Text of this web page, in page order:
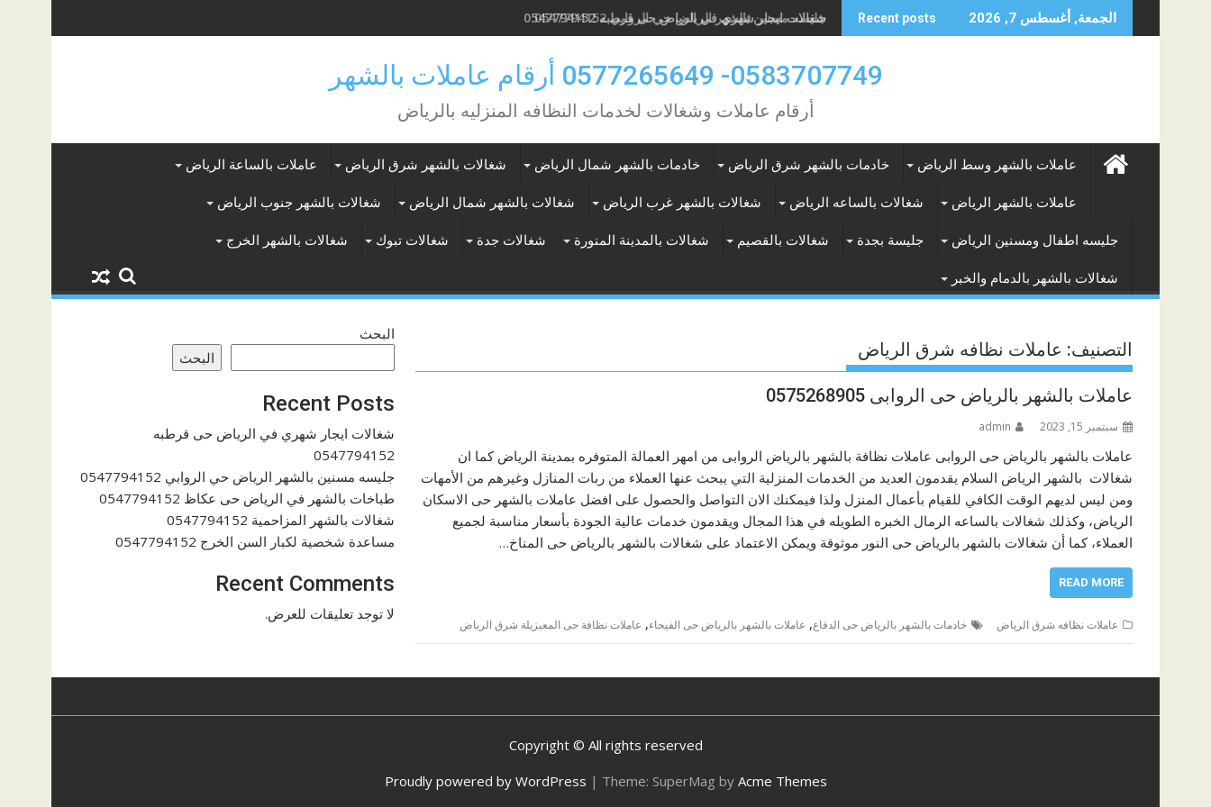
to
الجمعة, أغسطس 7, 2026 Recent posts شغالات ايجار شهري في الرياض حى قرطبه 0547794152
جليسه مسنين بالشهر الرياض حي الروابي 0547794152
0583707749- 0577265649 أرقام عاملات بالشهر
أرقام عاملات وشغالات لخدمات النظافه المنزليه بالرياض
عاملات بالشهر وسط الرياض خادمات بالشهر شرق الرياض خادمات بالشهر شمال الرياض شغالات بالشهر شرق الرياض عاملات بالساعة الرياض
عاملات بالشهر الرياض شغالات بالساعه الرياض شغالات بالشهر غرب الرياض شغالات بالشهر شمال الرياض شغالات بالشهر جنوب الرياض
جليسه اطفال ومسنين الرياض جليسة بجدة شغالات بالقصيم شغالات بالمدينة المنورة شغالات جدة شغالات تبوك شغالات بالشهر الخرج
شغالات بالشهر بالدمام والخبر
التصنيف: عاملات نظافه شرق الرياض
عاملات بالشهر بالرياض حى الروابى 0575268905
سبتمبر 15, 2023 admin
عاملات بالشهر بالرياض حى الروابى عاملات نظافة بالشهر بالرياض الروابى من امهر العمالة المتوفره بمدينة الرياض كما ان
شغالات بالشهر الرياض السلام يقدمون العديد من الخدمات المنزلية التي يبحث عنها العملاء من ربات المنازل وغيرهم من الأمهات
ومن ليس لديهم الوقت الكافي للقيام بأعمال المنزل ولذا فيمكنك الان التواصل والحصول على افضل عاملات بالشهر حى الاسكان
الرياض، وكذلك شغالات بالساعه الرمال الخبره الطويله في هذا المجال ويقدمون خدمات عالية الجودة بأسعار مناسبة لجميع
العملاء، كما أن شغالات بالشهر بالرياض حى النور موثوقة ويمكن الاعتماد على شغالات بالشهر بالرياض حى المناخ…
READ MORE
عاملات نظافه شرق الرياض خادمات بالشهر بالرياض حى الدفاع, عاملات بالشهر بالرياض حى الفيحاء, عاملات نظافة حى المعيزيلة شرق الرياض
البحث
البحث
Recent Posts
شغالات ايجار شهري في الرياض حى قرطبه
0547794152
جليسه مسنين بالشهر الرياض حي الروابي 0547794152
طباخات بالشهر في الرياض حى عكاظ 0547794152
شغالات بالشهر المزاحمية 0547794152
مساعدة شخصية لكبار السن الخرج 0547794152
Recent Comments
لا توجد تعليقات للعرض.
Copyright © All rights reserved
Proudly powered by WordPress | Theme: SuperMag by Acme Themes